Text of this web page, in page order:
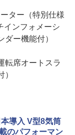
ター（特別仕様
インフォメーシ
ー機能付）
転席オートスラ
導入 V型8気筒
のパフォーマン